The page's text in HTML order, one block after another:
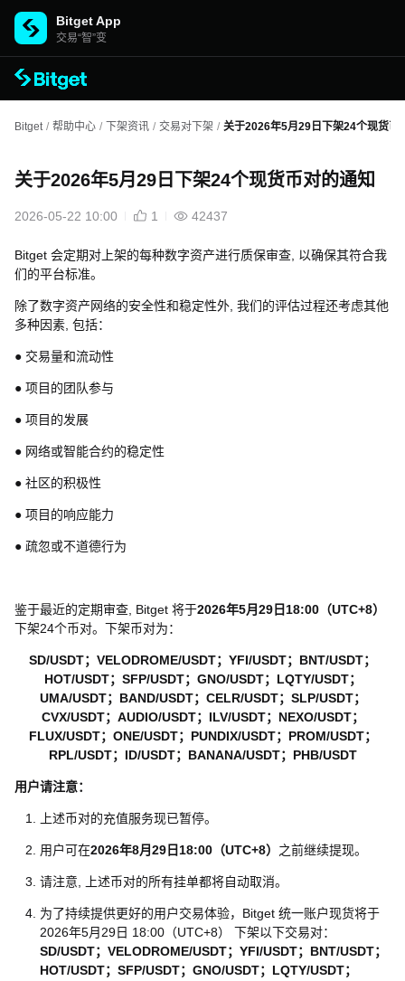
Bitget App
交易“智”变
Bitget / 帮助中心 / 下架资讯 / 交易对下架 / 关于2026年5月29日下架24个现货币
关于2026年5月29日下架24个现货币对的通知
2026-05-22 10:00 1 42437
Bitget 会定期对上架的每种数字资产进行质保审查, 以确保其符合我
们的平台标准。
除了数字资产网络的安全性和稳定性外, 我们的评估过程还考虑其他
多种因素, 包括：
● 交易量和流动性
● 项目的团队参与
● 项目的发展
● 网络或智能合约的稳定性
● 社区的积极性
● 项目的响应能力
● 疏忽或不道德行为
鉴于最近的定期审查, Bitget 将于2026年5月29日18:00（UTC+8）
下架24个币对。下架币对为：
SD/USDT；VELODROME/USDT；YFI/USDT；BNT/USDT；
HOT/USDT；SFP/USDT；GNO/USDT；LQTY/USDT；
UMA/USDT；BAND/USDT；CELR/USDT；SLP/USDT；
CVX/USDT；AUDIO/USDT；ILV/USDT；NEXO/USDT；
FLUX/USDT；ONE/USDT；PUNDIX/USDT；PROM/USDT；
RPL/USDT；ID/USDT；BANANA/USDT；PHB/USDT
用户请注意：
上述币对的充值服务现已暂停。
用户可在2026年8月29日18:00（UTC+8） 之前继续提现。
请注意, 上述币对的所有挂单都将自动取消。
为了持续提供更好的用户交易体验，Bitget 统一账户现货将于
2026年5月29日 18:00（UTC+8） 下架以下交易对：
SD/USDT；VELODROME/USDT；YFI/USDT；BNT/USDT；
HOT/USDT；SFP/USDT；GNO/USDT；LQTY/USDT；